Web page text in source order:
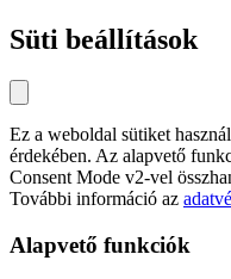
Süti beállítások
Ez a weboldal sütiket
érdekében. Az alapvető
Consent Mode v2-vel
További információ az
Alapvető funkciók